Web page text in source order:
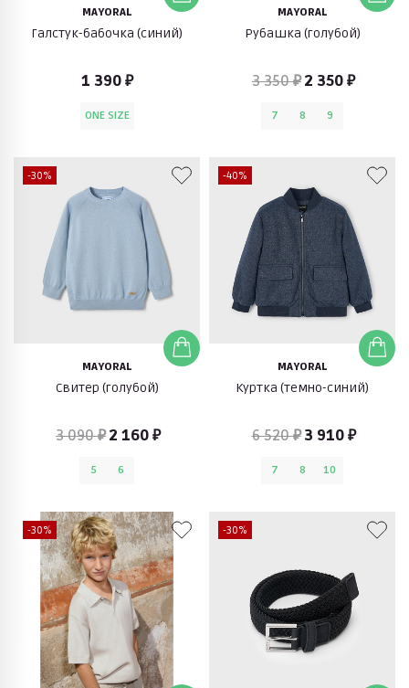
MAYORAL
Галстук-бабочка (синий)
1 390 ₽
ONE SIZE
MAYORAL
Рубашка (голубой)
3 350 ₽ 2 350 ₽
7 8 9
-30%
MAYORAL
Свитер (голубой)
3 090 ₽ 2 160 ₽
5 6
-40%
MAYORAL
Куртка (темно-синий)
6 520 ₽3 910 ₽
7 8 10
-30% -30%